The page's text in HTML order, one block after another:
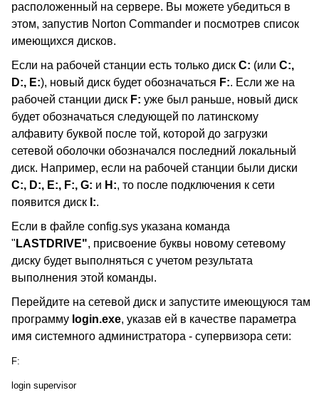
расположенный на сервере. Вы можете убедиться в
этом, запустив Norton Commander и посмотрев список
имеющихся дисков.
Если на рабочей станции есть только диск C: (или C:,
D:, E:), новый диск будет обозначаться F:. Если же на
рабочей станции диск F: уже был раньше, новый диск
будет обозначаться следующей по латинскому
алфавиту буквой после той, которой до загрузки
сетевой оболочки обозначался последний локальный
диск. Например, если на рабочей станции были диски
C:, D:, E:, F:, G: и H:, то после подключения к сети
появится диск I:.
Если в файле config.sys указана команда
" LASTDRIVE", присвоение буквы новому сетевому
диску будет выполняться с учетом результата
выполнения этой команды.
Перейдите на сетевой диск и запустите имеющуюся там
программу login.exe, указав ей в качестве параметра
имя системного администратора - супервизора сети:
F:
login supervisor